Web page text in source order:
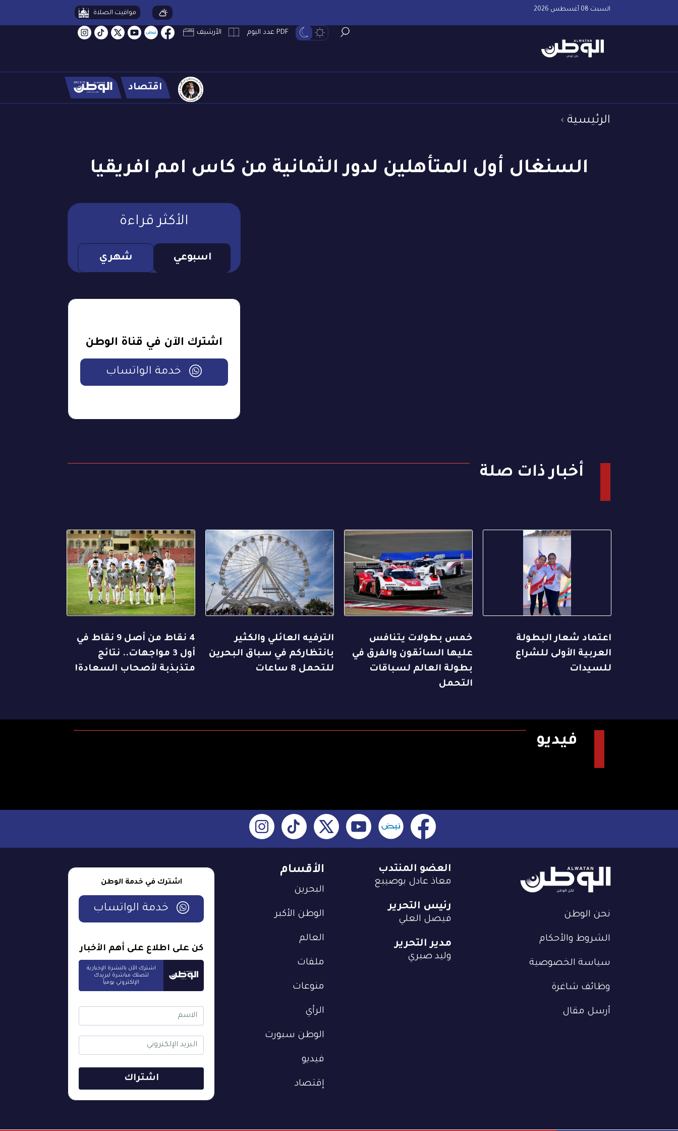
السبت 08 أغسطس 2026 مواقيت الصلاة
PDF عدد اليوم الأرشيف
اقتصاد
الرئيسية
السنغال أول المتأهلين لدور الثمانية من كاس امم افريقيا
الأكثر قراءة
اسبوعي شهري
اشترك الآن في قناة الوطن
خدمة الواتساب
أخبار ذات صلة
اعتماد شعار البطولة
العربية الأولى للشراع
للسيدات
خمس بطولات يتنافس
عليها السائقون والفرق في
بطولة العالم لسباقات
التحمل
الترفيه العائلي والكثير
بانتظاركم في سباق البحرين
للتحمل 8 ساعات
4 نقاط من أصل 9 نقاط في
أول 3 مواجهات.. نتائج
متذبذبة لأصحاب السعادة!
فيديو
نحن الوطن
الشروط والأحكام
سياسة الخصوصية
وظائف شاغرة
أرسل مقال
الأقسام
البحرين
الوطن الأكبر
العالم
ملفات
منوعات
الرأي
الوطن سبورت
فيديو
إقتصاد
العضو المنتدب
معاذ عادل بوصيبع
رئيس التحرير
فيصل العلي
مدير التحرير
وليد صبري
اشترك في خدمة الوطن
خدمة الواتساب
كن على اطلاع على أهم الأخبار
اشترك الآن بالنشرة الإخبارية
لتصلك مباشرة لبريدك
الإلكتروني يومياً
اشتراك